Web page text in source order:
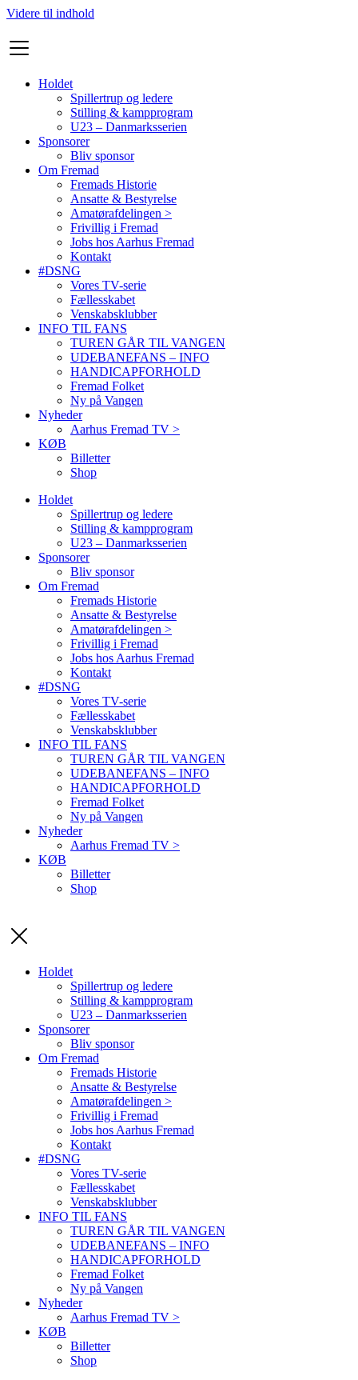
Videre til indhold
Holdet
Spillertrup og ledere
Stilling & kampprogram
U23 – Danmarksserien
Sponsorer
Bliv sponsor
Om Fremad
Fremads Historie
Ansatte & Bestyrelse
Amatørafdelingen >
Frivillig i Fremad
Jobs hos Aarhus Fremad
Kontakt
#DSNG
Vores TV-serie
Fællesskabet
Venskabsklubber
INFO TIL FANS
TUREN GÅR TIL VANGEN
UDEBANEFANS – INFO
HANDICAPFORHOLD
Fremad Folket
Ny på Vangen
Nyheder
Aarhus Fremad TV >
KØB
Billetter
Shop
Holdet
Spillertrup og ledere
Stilling & kampprogram
U23 – Danmarksserien
Sponsorer
Bliv sponsor
Om Fremad
Fremads Historie
Ansatte & Bestyrelse
Amatørafdelingen >
Frivillig i Fremad
Jobs hos Aarhus Fremad
Kontakt
#DSNG
Vores TV-serie
Fællesskabet
Venskabsklubber
INFO TIL FANS
TUREN GÅR TIL VANGEN
UDEBANEFANS – INFO
HANDICAPFORHOLD
Fremad Folket
Ny på Vangen
Nyheder
Aarhus Fremad TV >
KØB
Billetter
Shop
Holdet
Spillertrup og ledere
Stilling & kampprogram
U23 – Danmarksserien
Sponsorer
Bliv sponsor
Om Fremad
Fremads Historie
Ansatte & Bestyrelse
Amatørafdelingen >
Frivillig i Fremad
Jobs hos Aarhus Fremad
Kontakt
#DSNG
Vores TV-serie
Fællesskabet
Venskabsklubber
INFO TIL FANS
TUREN GÅR TIL VANGEN
UDEBANEFANS – INFO
HANDICAPFORHOLD
Fremad Folket
Ny på Vangen
Nyheder
Aarhus Fremad TV >
KØB
Billetter
Shop